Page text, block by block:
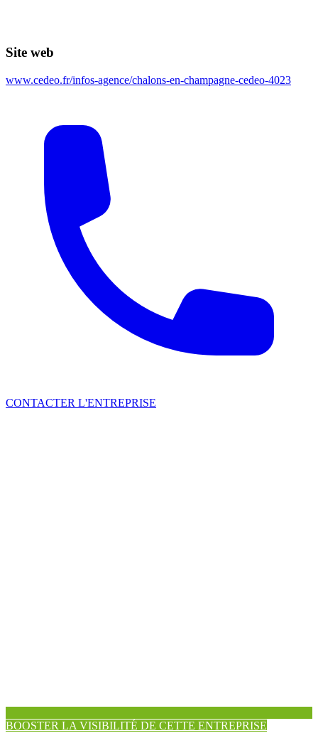
Site web
www.cedeo.fr/infos-agence/chalons-en-champagne-cedeo-4023
CONTACTER L'ENTREPRISE
BOOSTER LA VISIBILITÉ DE CETTE ENTREPRISE